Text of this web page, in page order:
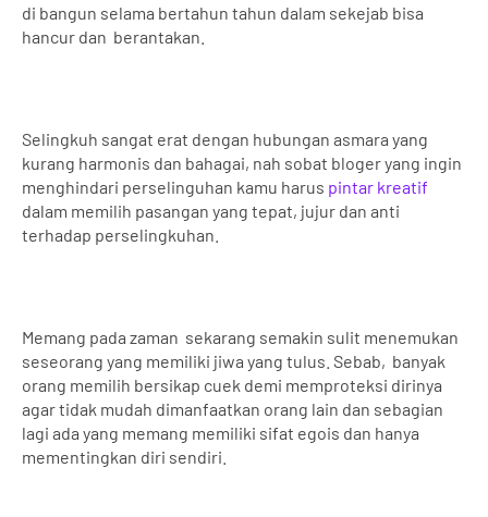
di bangun selama bertahun tahun dalam sekejab bisa
hancur dan berantakan.
Selingkuh sangat erat dengan hubungan asmara yang
kurang harmonis dan bahagai, nah sobat bloger yang ingin
menghindari perselinguhan kamu harus pintar kreatif
dalam memilih pasangan yang tepat, jujur dan anti
terhadap perselingkuhan.
Memang pada zaman sekarang semakin sulit menemukan
seseorang yang memiliki jiwa yang tulus. Sebab, banyak
orang memilih bersikap cuek demi memproteksi dirinya
agar tidak mudah dimanfaatkan orang lain dan sebagian
lagi ada yang memang memiliki sifat egois dan hanya
mementingkan diri sendiri.